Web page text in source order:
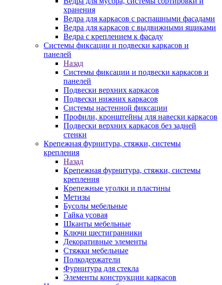
хранения
Ведра для каркасов с распашными фасадами
Ведра для каркасов с выдвижными ящиками
Ведра с креплением к фасаду
Системы фиксации и подвески каркасов и
панелей
Назад
Системы фиксации и подвески каркасов и
панелей
Подвески верхних каркасов
Подвески нижних каркасов
Системы настенной фиксации
Профили, кронштейны для навески каркасов
Подвески верхних каркасов без задней
стенки
Крепежная фурнитура, стяжки, системы
крепления
Назад
Крепежная фурнитура, стяжки, системы
крепления
Крепежные уголки и пластины
Метизы
Бусолы мебельные
Гайка усовая
Шканты мебельные
Ключи шестигранники
Декоративные элементы
Стяжки мебельные
Полкодержатели
Фурнитура для стекла
Элементы конструкции каркасов